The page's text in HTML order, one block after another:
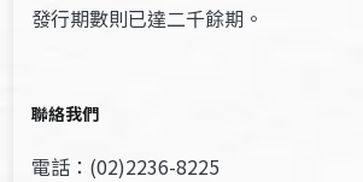
發行期數則已達二千餘期。
聯絡我們
電話：(02)2236-8225